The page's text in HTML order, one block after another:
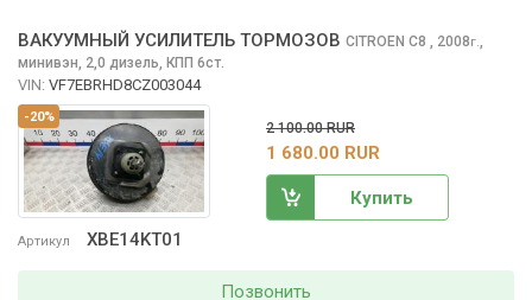
-20%
Артикул XBE14KT01
ВАКУУМНЫЙ УСИЛИТЕЛЬ ТОРМОЗОВ CITROEN C8 , 2008г.,
минивэн, 2,0 дизель, КПП 6ст.
VIN: VF7EBRHD8CZ003044
2 100.00 RUR
1 680.00 RUR
Купить
Позвонить